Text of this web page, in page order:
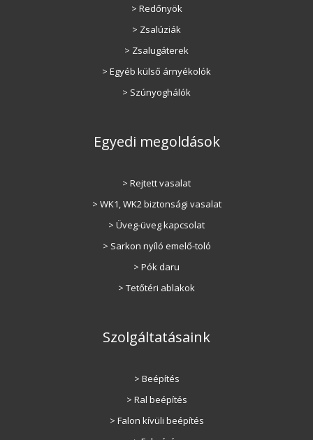
> Redőnyök
> Zsalúziák
> Zsalugáterek
> Egyéb külső árnyékolók
> Szúnyoghálók
Egyedi megoldások
> Rejtett vasalat
> WK1, WK2 biztonsági vasalat
> Üveg-üveg kapcsolat
> Sarkon nyíló emelő-toló
> Pók daru
> Tetőtéri ablakok
Szolgáltatásaink
> Beépítés
> Ral beépítés
> Falon kívüli beépítés